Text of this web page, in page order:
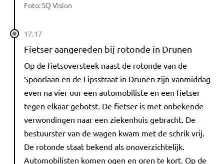
Foto: SQ Vision
17.17
Fietser aangereden bij rotonde in Drunen
Op de fietsoversteek naast de rotonde van de
Spoorlaan en de Lipsstraat in Drunen zijn vanmiddag
even na vier uur een automobiliste en een fietser
tegen elkaar gebotst. De fietser is met onbekende
verwondingen naar een ziekenhuis gebracht. De
bestuurster van de wagen kwam met de schrik vrij.
De rotonde staat bekend als onoverzichtelijk.
Automobilisten komen ogen en oren te kort. Op de